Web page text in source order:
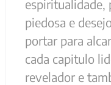
espiritualidade,
piedosa e
portar para
cada capitulo
revelador e